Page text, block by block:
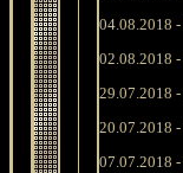
04.08.2018 -
02.08.2018 -
29.07.2018 -
20.07.2018 -
07.07.2018 -